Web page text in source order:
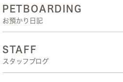
PETBOARDING
お預かり日記
STAFF
スタッフブログ